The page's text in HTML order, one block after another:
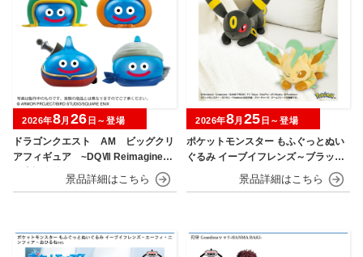
ドラゴンクエスト AM ビッグクリ
アフィギュア ~DQⅦ Reimagined
発売記念編~
2026年8月 26 日～登場
ポケットモンスター もふぐっとぬい
ぐるみ イーブイフレンズ～ブラッキ
ー・リーフィア～おひるねver.
2026年8月 25 日～登場